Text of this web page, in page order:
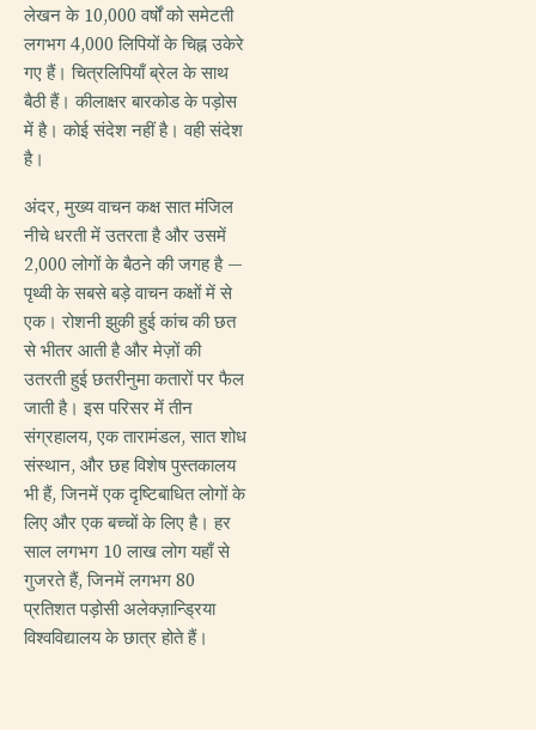
लेखन के 10,000 वर्षों को समेटती
लगभग 4,000 लिपियों के चिह्न उकेरे
गए हैं। चित्रलिपियाँ ब्रेल के साथ
बैठी हैं। कीलाक्षर बारकोड के पड़ोस
में है। कोई संदेश नहीं है। वही संदेश
है।
अंदर, मुख्य वाचन कक्ष सात मंजिल
नीचे धरती में उतरता है और उसमें
2,000 लोगों के बैठने की जगह है —
पृथ्वी के सबसे बड़े वाचन कक्षों में से
एक। रोशनी झुकी हुई कांच की छत
से भीतर आती है और मेज़ों की
उतरती हुई छतरीनुमा कतारों पर फैल
जाती है। इस परिसर में तीन
संग्रहालय, एक तारामंडल, सात शोध
संस्थान, और छह विशेष पुस्तकालय
भी हैं, जिनमें एक दृष्टिबाधित लोगों के
लिए और एक बच्चों के लिए है। हर
साल लगभग 10 लाख लोग यहाँ से
गुजरते हैं, जिनमें लगभग 80
प्रतिशत पड़ोसी अलेक्ज़ान्ड्रिया
विश्वविद्यालय के छात्र होते हैं।